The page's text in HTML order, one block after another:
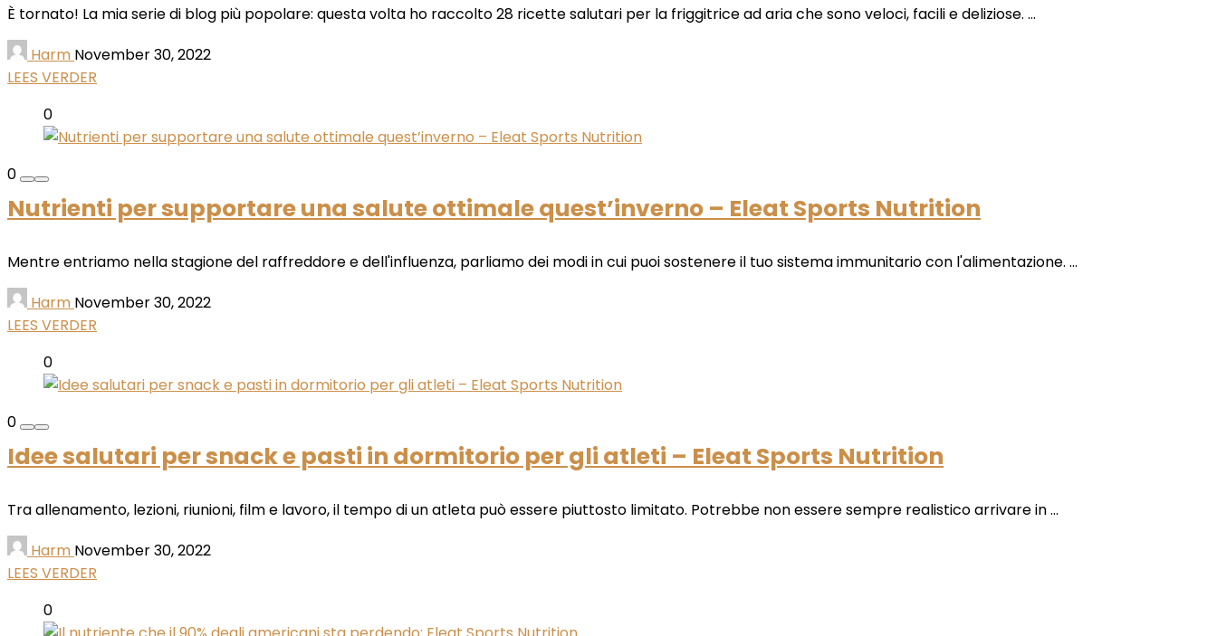
È tornato! La mia serie di blog più popolare: questa volta ho raccolto 28 ricette salutari per la friggitrice ad aria che sono veloci, facili e deliziose. ...
Harm November 30, 2022
LEES VERDER
0
0
Nutrienti per supportare una salute ottimale quest’inverno – Eleat Sports Nutrition
Mentre entriamo nella stagione del raffreddore e dell'influenza, parliamo dei modi in cui puoi sostenere il tuo sistema immunitario con l'alimentazione. ...
Harm November 30, 2022
LEES VERDER
0
0
Idee salutari per snack e pasti in dormitorio per gli atleti – Eleat Sports Nutrition
Tra allenamento, lezioni, riunioni, film e lavoro, il tempo di un atleta può essere piuttosto limitato. Potrebbe non essere sempre realistico arrivare in ...
Harm November 30, 2022
LEES VERDER
0